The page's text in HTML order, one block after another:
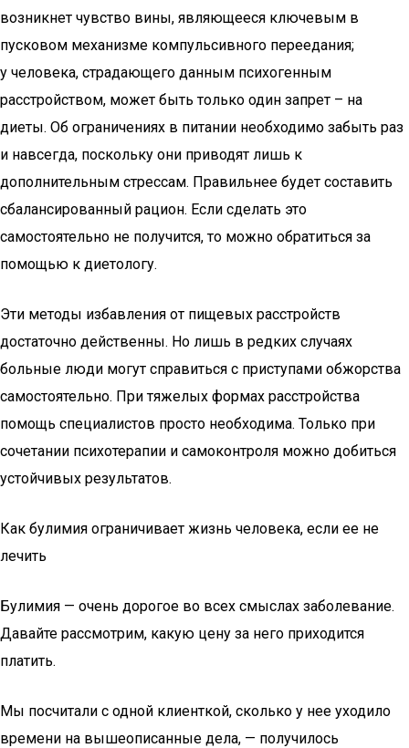
возникнет чувство вины, являющееся ключевым в
пусковом механизме компульсивного переедания;
у человека, страдающего данным психогенным
расстройством, может быть только один запрет – на
диеты. Об ограничениях в питании необходимо забыть раз
и навсегда, поскольку они приводят лишь к
дополнительным стрессам. Правильнее будет составить
сбалансированный рацион. Если сделать это
самостоятельно не получится, то можно обратиться за
помощью к диетологу.
Эти методы избавления от пищевых расстройств
достаточно действенны. Но лишь в редких случаях
больные люди могут справиться с приступами обжорства
самостоятельно. При тяжелых формах расстройства
помощь специалистов просто необходима. Только при
сочетании психотерапии и самоконтроля можно добиться
устойчивых результатов.
Как булимия ограничивает жизнь человека, если ее не
лечить
Булимия — очень дорогое во всех смыслах заболевание.
Давайте рассмотрим, какую цену за него приходится
платить.
Мы посчитали с одной клиенткой, сколько у нее уходило
времени на вышеописанные дела, — получилось